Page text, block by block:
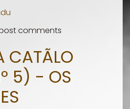
comments
CATÃLO
5) - OS